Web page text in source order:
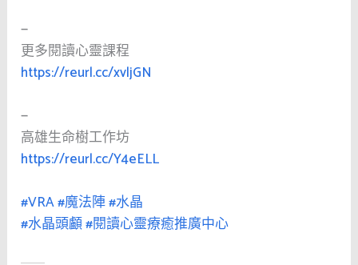
—
更多閱讀心靈課程
https://reurl.cc/xvljGN
—
高雄生命樹工作坊
https://reurl.cc/Y4eELL
#VRA#魔法陣#水晶
#水晶頭顱#閱讀心靈療癒推廣中心